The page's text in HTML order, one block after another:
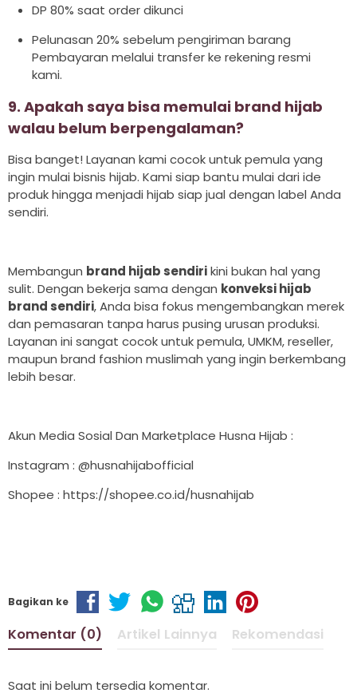
DP 80% saat order dikunci
Pelunasan 20% sebelum pengiriman barang
Pembayaran melalui transfer ke rekening resmi
kami.
9. Apakah saya bisa memulai brand hijab
walau belum berpengalaman?
Bisa banget! Layanan kami cocok untuk pemula yang
ingin mulai bisnis hijab. Kami siap bantu mulai dari ide
produk hingga menjadi hijab siap jual dengan label Anda
sendiri.
Membangun brand hijab sendirikini bukan hal yang
sulit. Dengan bekerja sama dengan konveksi hijab
brand sendiri, Anda bisa fokus mengembangkan merek
dan pemasaran tanpa harus pusing urusan produksi.
Layanan ini sangat cocok untuk pemula, UMKM, reseller,
maupun brand fashion muslimah yang ingin berkembang
lebih besar.
Akun Media Sosial Dan Marketplace Husna Hijab :
Instagram : @husnahijabofficial
Shopee : https://shopee.co.id/husnahijab
Bagikan ke
Komentar (0) Artikel Lainnya Rekomendasi
Saat ini belum tersedia komentar.